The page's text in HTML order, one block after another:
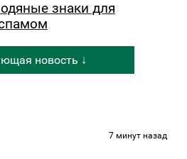
знаки для
новость ↓
7 минут назад